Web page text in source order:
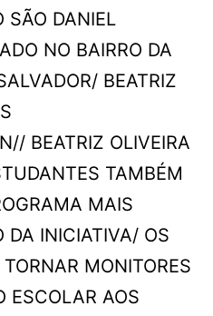
SÃO DANIEL
NO BAIRRO DA
BEATRIZ
BEATRIZ OLIVEIRA
TAMBÉM
MAIS
DA INICIATIVA/ OS
MONITORES
ESCOLAR AOS